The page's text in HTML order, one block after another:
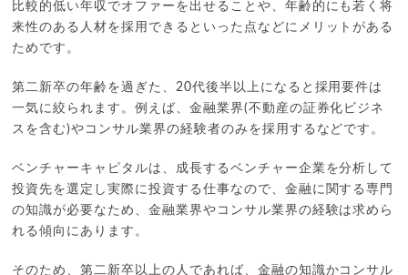
比較的低い年収でオファーを出せることや、年齢的にも若く将
来性のある人材を採用できるといった点などにメリットがある
ためです。
第二新卒の年齢を過ぎた、20代後半以上になると採用要件は
一気に絞られます。例えば、金融業界(不動産の証券化ビジネ
スを含む)やコンサル業界の経験者のみを採用するなどです。
ベンチャーキャピタルは、成長するベンチャー企業を分析して
投資先を選定し実際に投資する仕事なので、金融に関する専門
の知識が必要なため、金融業界やコンサル業界の経験は求めら
れる傾向にあります。
そのため、第二新卒以上の人であれば、金融の知識かコンサル